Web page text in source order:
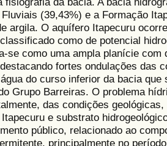
(39,43%) e a Formação
argila. O aquífero Itapecuru
como de potencial
se como uma ampla planície com
fortes ondulações das
do curso inferior da bacia
Grupo Barreiras. O problema
das condições
e substrato
público, relacionado ao
principalmente no